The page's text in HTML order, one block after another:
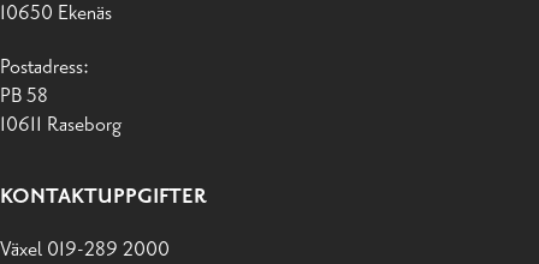
10650 Ekenäs
Postadress:
PB 58
10611 Raseborg
KONTAKTUPPGIFTER
Växel 019-289 2000